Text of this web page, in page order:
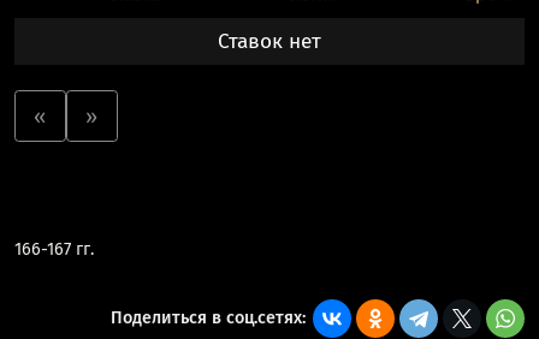
Ставок нет
« »
166-167 гг.
Поделиться в соц.сетях: